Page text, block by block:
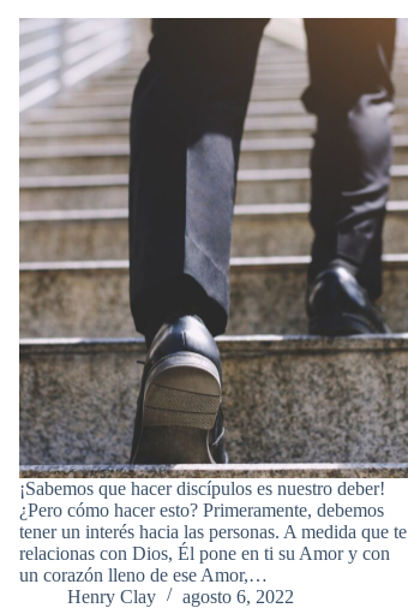
¡Sabemos que hacer discípulos es nuestro deber!
¿Pero cómo hacer esto? Primeramente, debemos
tener un interés hacia las personas. A medida que te
relacionas con Dios, Él pone en ti su Amor y con
un corazón lleno de ese Amor,…
Henry Clay
agosto 6, 2022